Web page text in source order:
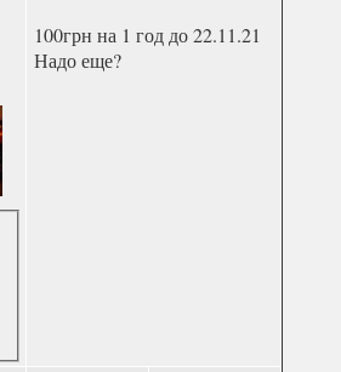
100грн на 1 год до 22.11.21
Надо еще?